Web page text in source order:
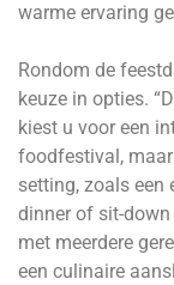
warme ervaring
Rondom de
keuze in opties.
kiest u voor een
foodfestival,
setting, zoals een
dinner of sit-down
met meerdere
een culinaire